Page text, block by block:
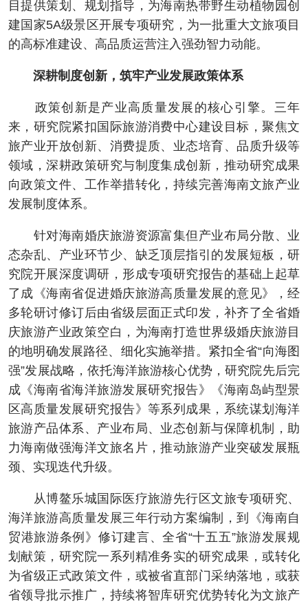
目提供策划、规划指导，为海南热带野生动植物园创
建国家5A级景区开展专项研究，为一批重大文旅项目
的高标准建设、高品质运营注入强劲智力动能。
深耕制度创新，筑牢产业发展政策体系
政策创新是产业高质量发展的核心引擎。三年
来，研究院紧扣国际旅游消费中心建设目标，聚焦文
旅产业开放创新、消费提质、业态培育、品质升级等
领域，深耕政策研究与制度集成创新，推动研究成果
向政策文件、工作举措转化，持续完善海南文旅产业
发展制度体系。
针对海南婚庆旅游资源富集但产业布局分散、业
态杂乱、产业环节少、缺乏顶层指引的发展短板，研
究院开展深度调研，形成专项研究报告的基础上起草
了成《海南省促进婚庆旅游高质量发展的意见》，经
多轮研讨修订后由省级层面正式印发，补齐了全省婚
庆旅游产业政策空白，为海南打造世界级婚庆旅游目
的地明确发展路径、细化实施举措。紧扣全省“向海图
强”发展战略，依托海洋旅游核心优势，研究院先后完
成《海南省海洋旅游发展研究报告》《海南岛屿型景
区高质量发展研究报告》等系列成果，系统谋划海洋
旅游产品体系、产业布局、业态创新与保障机制，助
力海南做强海洋文旅名片，推动旅游产业突破发展瓶
颈、实现迭代升级。
从博鳌乐城国际医疗旅游先行区文旅专项研究、
海洋旅游高质量发展三年行动方案编制，到《海南自
贸港旅游条例》修订建言、全省“十五五”旅游发展规
划献策，研究院一系列精准务实的研究成果，或转化
为省级正式政策文件，或被省直部门采纳落地，或获
省领导批示推广，持续将智库研究优势转化为文旅产